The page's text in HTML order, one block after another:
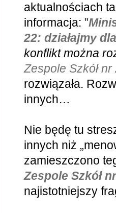
aktualnościach
informacja: ”
22: działajmy
konflikt można
Zespole Szkół
rozwiązała.
innych…
Nie będę tu
innych niż
zamieszczono
Zespole Szkół
najistotniejszy